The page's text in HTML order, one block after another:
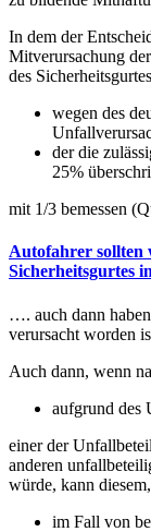
In dem der
Mitverursachung
des
wegen des
der die
25%
mit 1/3 bemessen
Autofahrer sollten
Sicherheitsgurtes
…. auch dann
verursacht worden
Auch dann, wenn
aufgrund des
einer der
anderen
würde, kann diesem,
im Fall von